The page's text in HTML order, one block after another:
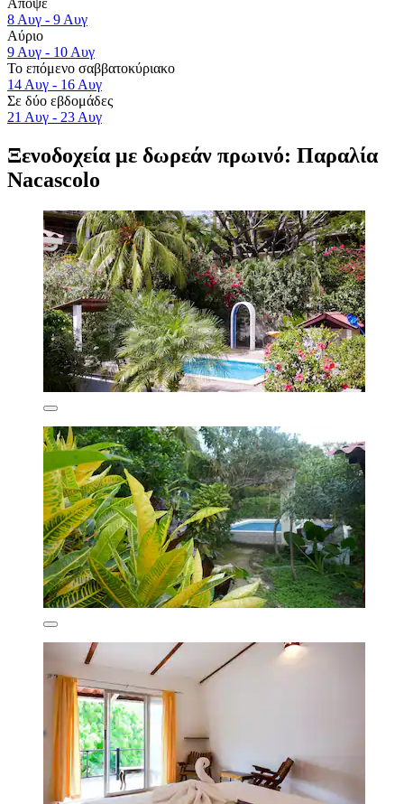
8 Αυγ - 9 Αυγ
Αύριο
9 Αυγ - 10 Αυγ
Το επόμενο σαββατοκύριακο
14 Αυγ - 16 Αυγ
Σε δύο εβδομάδες
21 Αυγ - 23 Αυγ
Ξενοδοχεία με δωρεάν πρωινό: Παραλία
Nacascolo